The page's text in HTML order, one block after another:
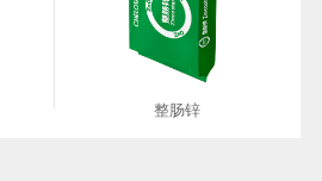
整肠锌